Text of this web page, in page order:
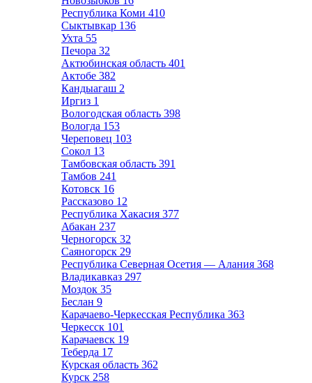
Республика Коми 410
Сыктывкар 136
Ухта 55
Печора 32
Актюбинская область 401
Актобе 382
Кандыагаш 2
Иргиз 1
Вологодская область 398
Вологда 153
Череповец 103
Сокол 13
Тамбовская область 391
Тамбов 241
Котовск 16
Рассказово 12
Республика Хакасия 377
Абакан 237
Черногорск 32
Саяногорск 29
Республика Северная Осетия — Алания 368
Владикавказ 297
Моздок 35
Беслан 9
Карачаево-Черкесская Республика 363
Черкесск 101
Карачаевск 19
Теберда 17
Курская область 362
Курск 258